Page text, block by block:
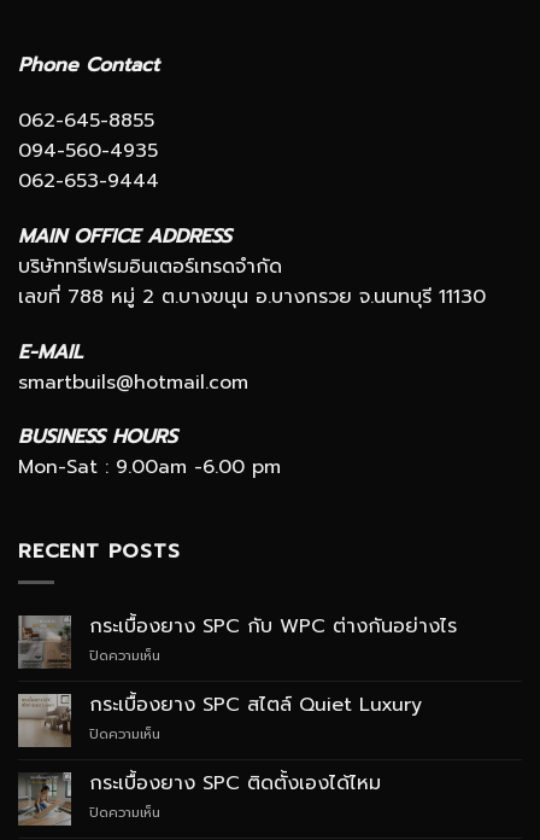
Phone Contact
062-645-8855
094-560-4935
062-653-9444
MAIN OFFICE ADDRESS
บริษัททรีเฟรมอินเตอร์เทรดจำกัด
เลขที่ 788 หมู่ 2 ต.บางขนุน อ.บางกรวย จ.นนทบุรี 11130
E-MAIL
smartbuils@hotmail.com
BUSINESS HOURS
Mon-Sat : 9.00am -6.00 pm
RECENT POSTS
กระเบื้องยาง SPC กับ WPC ต่างกันอย่างไร
ปิดความเห็น
ยาง
SPC
ต่าง
กระเบื้องยาง SPC สไตล์ Quiet Luxury
ปิดความเห็น
ยาง
SPC
กระเบื้องยาง SPC ติดตั้งเองได้ไหม
ปิดความเห็น